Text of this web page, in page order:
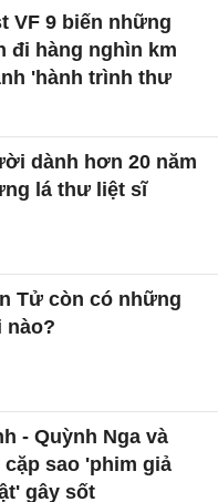
VF 9 biến những
đi hàng nghìn km
'hành trình thư
dành hơn 20 năm
lá thư liệt sĩ
Tử còn có những
nào?
- Quỳnh Nga và
sao 'phim giả
gây sốt